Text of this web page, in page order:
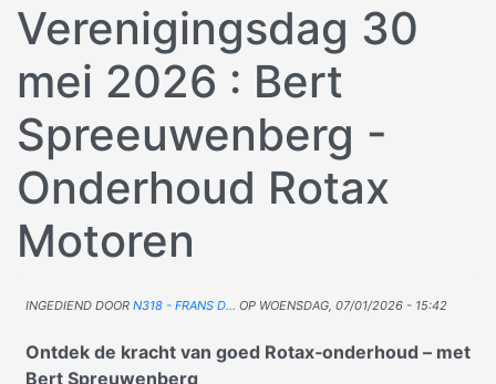
Verenigingsdag 30
mei 2026 : Bert
Spreeuwenberg -
Onderhoud Rotax
Motoren
Ingediend doorN318 - Frans D… op woensdag, 07/01/2026 - 15:42
Ontdek de kracht van goed Rotax‑onderhoud – met
Bert Spreuwenberg